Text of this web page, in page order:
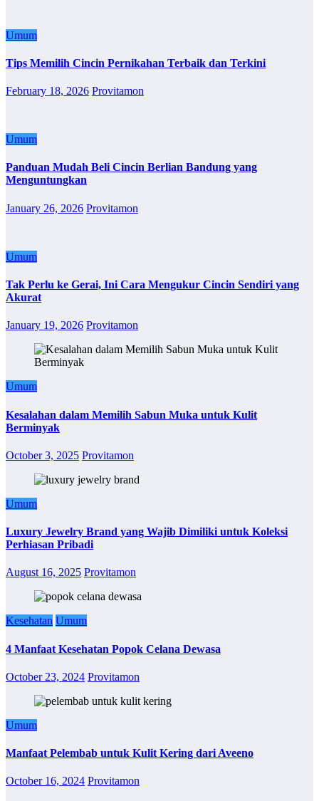
Umum
Tips Memilih Cincin Pernikahan Terbaik dan Terkini
February 18, 2026 Provitamon
Umum
Panduan Mudah Beli Cincin Berlian Bandung yang
Menguntungkan
January 26, 2026 Provitamon
Umum
Tak Perlu ke Gerai, Ini Cara Mengukur Cincin Sendiri yang
Akurat
January 19, 2026 Provitamon
Umum
Kesalahan dalam Memilih Sabun Muka untuk Kulit
Berminyak
October 3, 2025 Provitamon
Umum
Luxury Jewelry Brand yang Wajib Dimiliki untuk Koleksi
Perhiasan Pribadi
August 16, 2025 Provitamon
Kesehatan Umum
4 Manfaat Kesehatan Popok Celana Dewasa
October 23, 2024 Provitamon
Umum
Manfaat Pelembab untuk Kulit Kering dari Aveeno
October 16, 2024 Provitamon